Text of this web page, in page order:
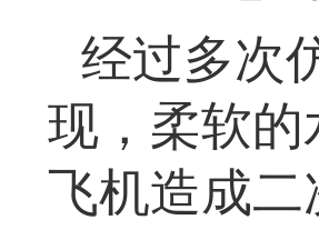
经过多次
现，柔软
飞机造成二